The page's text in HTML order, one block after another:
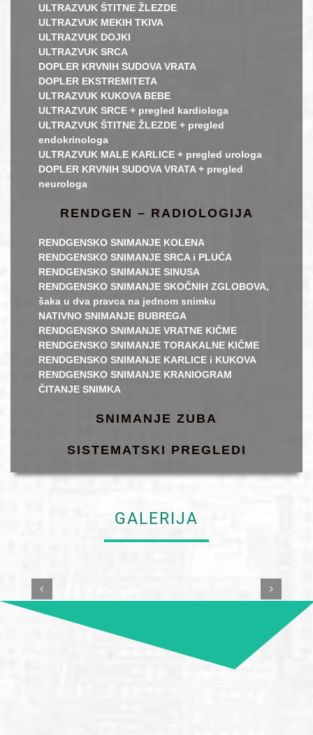
ULTRAZVUK ŠTITNE ŽLEZDE
ULTRAZVUK MEKIH TKIVA
ULTRAZVUK DOJKI
ULTRAZVUK SRCA
DOPLER KRVNIH SUDOVA VRATA
DOPLER EKSTREMITETA
ULTRAZVUK KUKOVA BEBE
ULTRAZVUK SRCE + pregled kardiologa
ULTRAZVUK ŠTITNE ŽLEZDE + pregled
endokrinologa
ULTRAZVUK MALE KARLICE + pregled urologa
DOPLER KRVNIH SUDOVA VRATA + pregled
neurologa
RENDGEN – RADIOLOGIJA
RENDGENSKO SNIMANJE KOLENA
RENDGENSKO SNIMANJE SRCA i PLUĆA
RENDGENSKO SNIMANJE SINUSA
RENDGENSKO SNIMANJE SKOČNIH ZGLOBOVA,
šaka u dva pravca na jednom snimku
NATIVNO SNIMANJE BUBREGA
RENDGENSKO SNIMANJE VRATNE KIČME
RENDGENSKO SNIMANJE TORAKALNE KIČME
RENDGENSKO SNIMANJE KARLICE i KUKOVA
RENDGENSKO SNIMANJE KRANIOGRAM
ČITANJE SNIMKA
SNIMANJE ZUBA
SISTEMATSKI PREGLEDI
GALERIJA